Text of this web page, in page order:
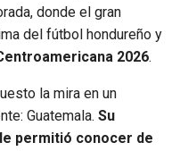
donde el gran
del fútbol hondureño y
2026.
la mira en un
Guatemala. Su
permitió conocer de